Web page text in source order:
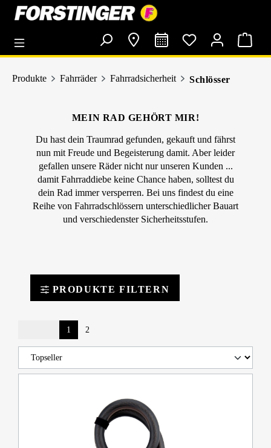
springen
Produkte Fahrräder Fahrradsicherheit Schlösser
MEIN RAD GEHÖRT MIR!
Du hast dein Traumrad gefunden, gekauft und fährst
nun mit Freude und Begeisterung damit. Aber leider
gefallen unsere Räder nicht nur unseren Kunden ...
damit Fahrraddiebe keine Chance haben, solltest du
dein Rad immer versperren. Bei uns findest du eine
Reihe von Fahrradschlössern unterschiedlicher Bauart
und verschiedenster Sicherheitsstufen.
PRODUKTE FILTERN
1 2